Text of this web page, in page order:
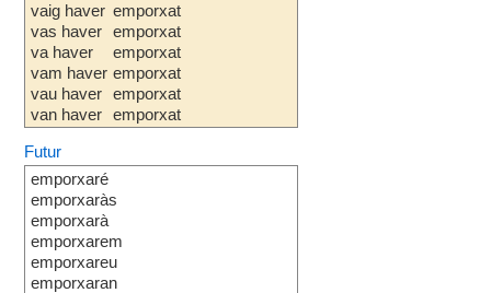
vaig haver
vas haver
va haver
vam haver
vau haver
van haver
emporxat
emporxat
emporxat
emporxat
emporxat
emporxat
Futur
emporxaré
emporxaràs
emporxarà
emporxarem
emporxareu
emporxaran